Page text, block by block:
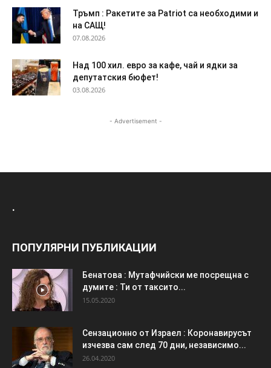
Тръмп : Ракетите за Patriot са необходими и
на САЩ!
07.08.2026
Над 100 хил. евро за кафе, чай и ядки за
депутатския бюфет!
03.08.2026
- Advertisement -
.
ПОПУЛЯРНИ ПУБЛИКАЦИИ
Бенатова : Мутафчийски ме посрещна с
думите : Ти от таксито...
15.05.2020
Сензационно от Израел : Коронавирусът
изчезва сам след 70 дни, независимо...
26.04.2020